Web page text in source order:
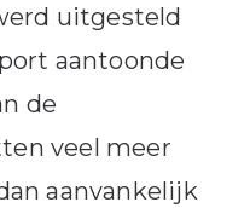
uitgesteld
aantoonde
de
veel meer
aanvankelijk